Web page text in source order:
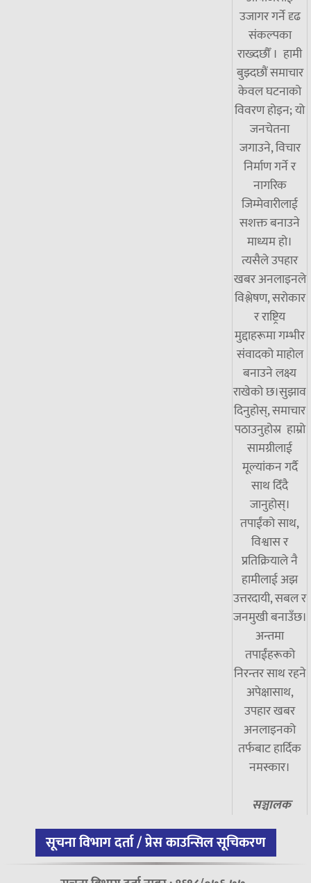
उजागर गर्ने दृढ
संकल्पका
राख्दछौँ । हामी
बुझ्दछौं समाचार
केवल घटनाको
विवरण होइन; यो
जनचेतना
जगाउने, विचार
निर्माण गर्ने र
नागरिक
जिम्मेवारीलाई
सशक्त बनाउने
माध्यम हो।
त्यसैले उपहार
खबर अनलाइनले
विश्लेषण, सरोकार
र राष्ट्रिय
मुद्दाहरूमा गम्भीर
संवादको माहोल
बनाउने लक्ष्य
राखेको छ।सुझाव
दिनुहोस्, समाचार
पठाउनुहोस्र हाम्रो
सामग्रीलाई
मूल्यांकन गर्दै
साथ दिँदै
जानुहोस्।
तपाईंको साथ,
विश्वास र
प्रतिक्रियाले नै
हामीलाई अझ
उत्तरदायी, सबल र
जनमुखी बनाउँछ।
अन्तमा
तपाईंहरूको
निरन्तर साथ रहने
अपेक्षासाथ,
उपहार खबर
अनलाइनको
तर्फबाट हार्दिक
नमस्कार।
सञ्चालक
सूचना विभाग दर्ता / प्रेस काउन्सिल सूचिकरण